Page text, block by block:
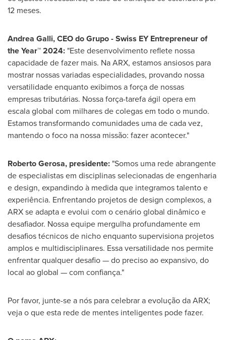
12 meses.
Andrea Galli, CEO do Grupo - Swiss EY Entrepreneur of
the Year™ 2024: "Este desenvolvimento reflete nossa
capacidade de fazer mais. Na ARX, estamos ansiosos para
mostrar nossas variadas especialidades, provando nossa
versatilidade enquanto exibimos a força de nossas
empresas tributárias. Nossa força-tarefa ágil opera em
escala global com milhares de colegas em todo o mundo.
Estamos transformando comunidades uma de cada vez,
mantendo o foco na nossa missão: fazer acontecer."
Roberto Gerosa, presidente: "Somos uma rede abrangente
de especialistas em disciplinas selecionadas de engenharia
e design, expandindo à medida que integramos talento e
experiência. Enfrentando projetos de design complexos, a
ARX se adapta e evolui com o cenário global dinâmico e
desafiador. Nossa equipe mergulha profundamente em
desafios técnicos de nicho enquanto supervisiona projetos
amplos e multidisciplinares. Essa versatilidade nos permite
enfrentar qualquer desafio — do preciso ao expansivo, do
local ao global — com confiança."
Por favor, junte-se a nós para celebrar a evolução da ARX;
veja o que esta rede de mentes inteligentes pode fazer.